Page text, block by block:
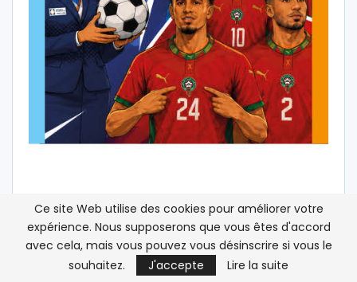
Ce site Web utilise des cookies pour améliorer votre
expérience. Nous supposerons que vous êtes d'accord
avec cela, mais vous pouvez vous désinscrire si vous le
souhaitez.
J'accepte Lire la suite